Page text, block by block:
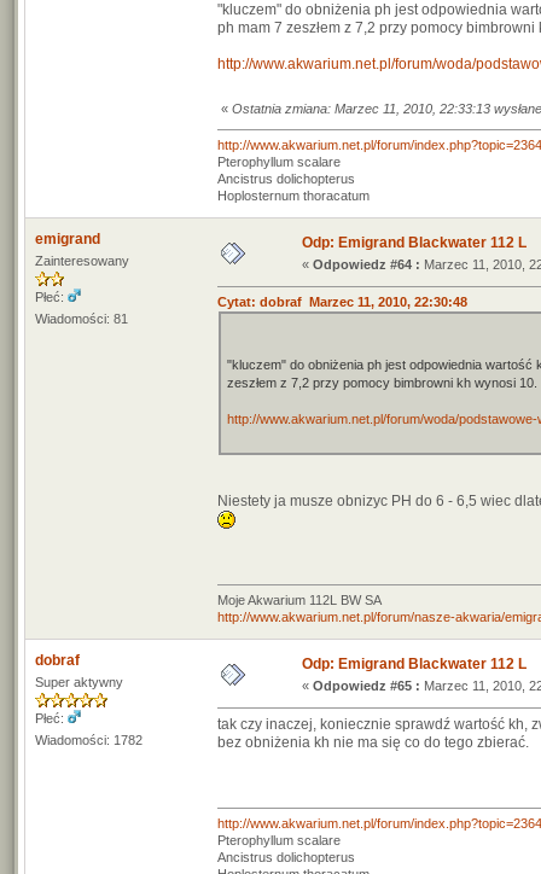
"kluczem" do obniżenia ph jest odpowiednia
ph mam 7 zeszłem z 7,2 przy pomocy
http://www.akwarium.net.pl/forum/woda/
« Ostatnia zmiana: Marzec 11, 2010, 22:33:13
http://www.akwarium.net.pl/forum/
Pterophyllum scalare
Ancistrus dolichopterus
Hoplosternum thoracatum
emigrand
Zainteresowany
Płeć:
Wiadomości: 81
Odp: Emigrand Blackwater 112 L
« Odpowiedz #64 : Marzec 11, 2010,
Cytat: dobraf Marzec 11, 2010, 22:30:48
"kluczem" do obniżenia ph jest odpowiednia wartość
zeszłem z 7,2 przy pomocy bimbrowni kh wynosi
http://www.akwarium.net.pl/forum/woda/
Niestety ja musze obnizyc PH do 6 - 6,5 wiec
Moje Akwarium 112L BW SA
http://www.akwarium.net.pl/forum/nasze-akwaria/
dobraf
Super aktywny
Płeć:
Wiadomości: 1782
Odp: Emigrand Blackwater 112 L
« Odpowiedz #65 : Marzec 11, 2010,
tak czy inaczej, koniecznie sprawdź wartość kh,
bez obniżenia kh nie ma się co do tego zbierać.
http://www.akwarium.net.pl/forum/
Pterophyllum scalare
Ancistrus dolichopterus